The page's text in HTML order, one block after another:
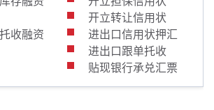
收融资
开立转让信用状
进出口信用状押汇
进出口跟单托收
贴现银行承兑汇票